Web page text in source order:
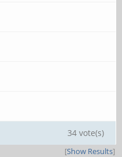
34 vote(s)
[Show Results]